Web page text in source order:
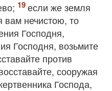
если же земля
вам нечистою, то
Господня,
Господня, возьмите
против
сооружая
Господа,